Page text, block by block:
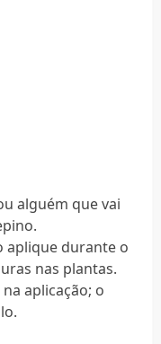
alguém que vai
aplique durante o
nas plantas.
aplicação; o